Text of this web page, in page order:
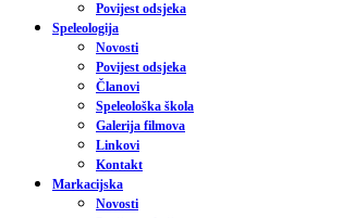
Povijest odsjeka
Speleologija
Novosti
Povijest odsjeka
Članovi
Speleološka škola
Galerija filmova
Linkovi
Kontakt
Markacijska
Novosti